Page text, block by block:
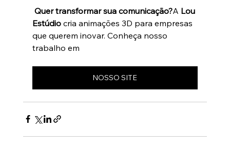
Quer transformar sua comunicação?A Lou
Estúdio cria animações 3D para empresas
que querem inovar. Conheça nosso
trabalho em
NOSSO SITE